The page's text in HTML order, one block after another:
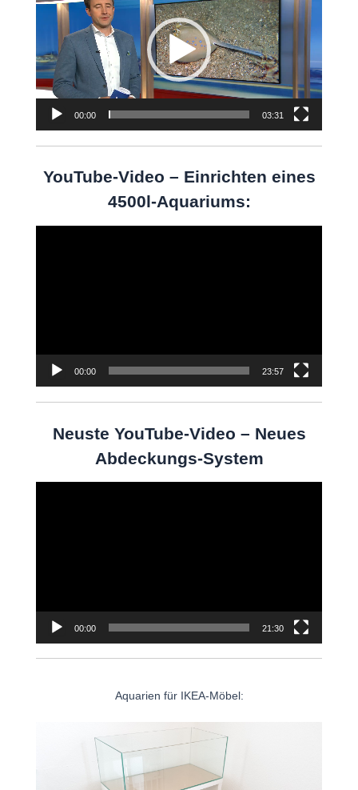
00:00 03:31
YouTube-Video – Einrichten eines
4500l-Aquariums:
00:00 23:57
Neuste YouTube-Video – Neues
Abdeckungs-System
00:00 21:30
Aquarien für IKEA-Möbel: